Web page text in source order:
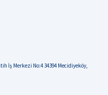
İş Merkezi No:4 34394 Mecidiyeköy,